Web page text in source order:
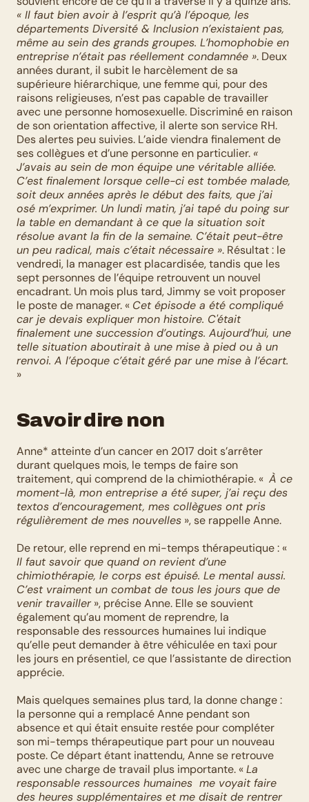
« Il faut bien avoir à l’esprit qu’à l’époque, les
départements Diversité & Inclusion n’existaient pas,
même au sein des grands groupes. L’homophobie en
entreprise n’était pas réellement condamnée ». Deux
années durant, il subit le harcèlement de sa
supérieure hiérarchique, une femme qui, pour des
raisons religieuses, n’est pas capable de travailler
avec une personne homosexuelle. Discriminé en raison
de son orientation affective, il alerte son service RH.
Des alertes peu suivies. L’aide viendra finalement de
ses collègues et d’une personne en particulier. «
J’avais au sein de mon équipe une véritable alliée.
C’est finalement lorsque celle-ci est tombée malade,
soit deux années après le début des faits, que j’ai
osé m’exprimer. Un lundi matin, j’ai tapé du poing sur
la table en demandant à ce que la situation soit
résolue avant la fin de la semaine. C’était peut-être
un peu radical, mais c’était nécessaire ». Résultat : le
vendredi, la manager est placardisée, tandis que les
sept personnes de l’équipe retrouvent un nouvel
encadrant. Un mois plus tard, Jimmy se voit proposer
le poste de manager. « Cet épisode a été compliqué
car je devais expliquer mon histoire. C'était
finalement une succession d’outings. Aujourd’hui, une
telle situation aboutirait à une mise à pied ou à un
renvoi. A l’époque c’était géré par une mise à l’écart.
»
Savoir dire non
Anne* atteinte d’un cancer en 2017 doit s’arrêter
durant quelques mois, le temps de faire son
traitement, qui comprend de la chimiothérapie. « À ce
moment-là, mon entreprise a été super, j’ai reçu des
textos d’encouragement, mes collègues ont pris
régulièrement de mes nouvelles », se rappelle Anne.
Il faut savoir que quand on revient d’une
chimiothérapie, le corps est épuisé. Le mental aussi.
C’est vraiment un combat de tous les jours que de
venir travailler », précise Anne. Elle se souvient
également qu’au moment de reprendre, la
responsable des ressources humaines lui indique
qu’elle peut demander à être véhiculée en taxi pour
les jours en présentiel, ce que l’assistante de direction
apprécie.
Mais quelques semaines plus tard, la donne change :
la personne qui a remplacé Anne pendant son
absence et qui était ensuite restée pour compléter
son mi-temps thérapeutique part pour un nouveau
poste. Ce départ étant inattendu, Anne se retrouve
avec une charge de travail plus importante. « La
responsable ressources humaines  me voyait faire
des heures supplémentaires et me disait de rentrer